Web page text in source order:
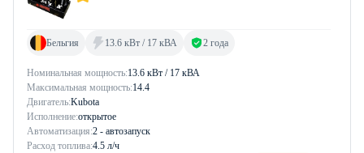
Номинальная мощность:13.6 кВт / 17 кВА
Максимальная мощность:14.4
Двигатель:Kubota
Исполнение:открытое
Автоматизация:2 - автозапуск
Расход топлива:4.5 л/ч
Бельгия 13.6 кВт / 17 кВА 2 года